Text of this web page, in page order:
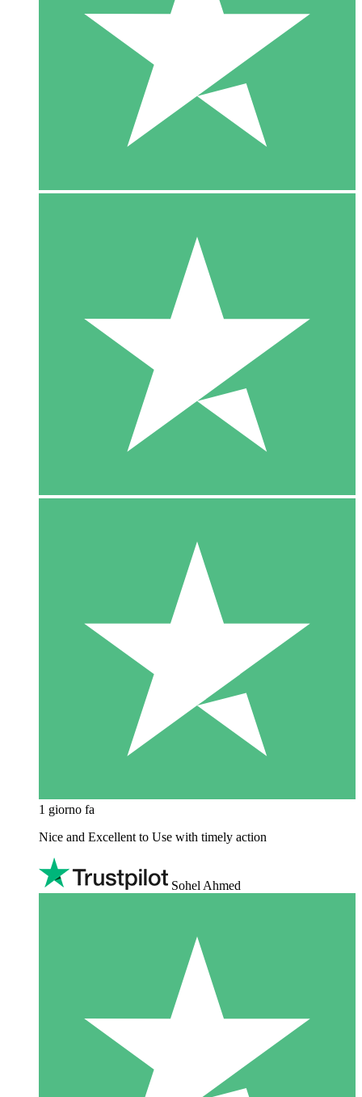
1 giorno fa
Nice and Excellent to Use with timely action
Sohel Ahmed